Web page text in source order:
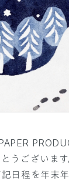
うございます
日程を年末